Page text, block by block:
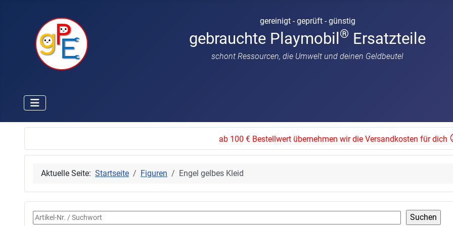
gereinigt - geprüft - günstig
gebrauchte Playmobil ® Ersatzteile
schont Ressourcen, die Umwelt und deinen Geldbeutel
ab 100 € Bestellwert übernehmen wir die Versandkosten für dich
Aktuelle Seite: Startseite Figuren Engel gelbes Kleid